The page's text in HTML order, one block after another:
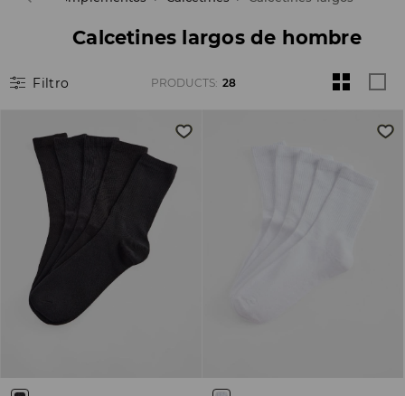
Calcetines largos de hombre
Filtro PRODUCTS: 28